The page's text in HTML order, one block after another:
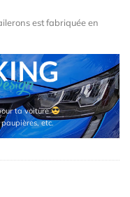
est fabriquée en